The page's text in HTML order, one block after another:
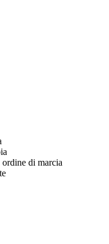
ordine di marcia